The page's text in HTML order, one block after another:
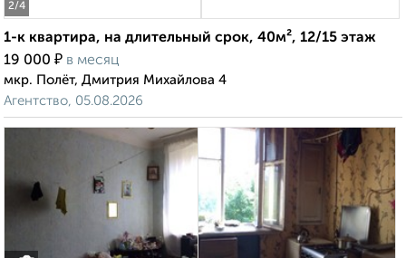
2/4
1-к квартира, на длительный срок, 40м², 12/15 этаж
19 000 ₽ в месяц
мкр. Полёт, Дмитрия Михайлова 4
Агентство, 05.08.2026